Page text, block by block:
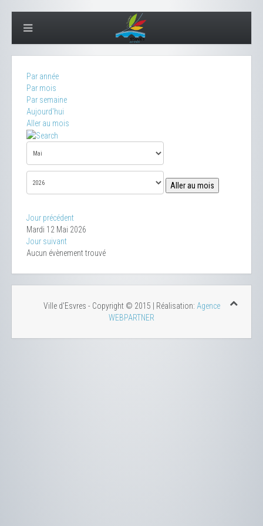
Par année
Par mois
Par semaine
Aujourd'hui
Aller au mois
Aller au mois
Jour précédent
Mardi 12 Mai 2026
Jour suivant
Aucun évènement trouvé
Ville d'Esvres - Copyright © 2015 | Réalisation: Agence
WEBPARTNER